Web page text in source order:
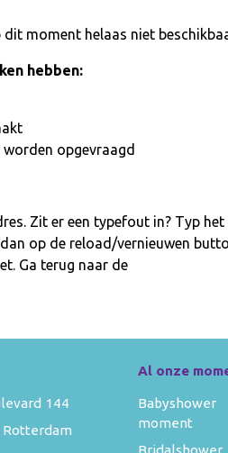
moment helaas niet
hebben:
opgevraagd
Zit er een typefout in? Typ het
op de reload/vernieuwen
Ga terug naar de
144
Al onze
Babyshower
moment
Bridalshower